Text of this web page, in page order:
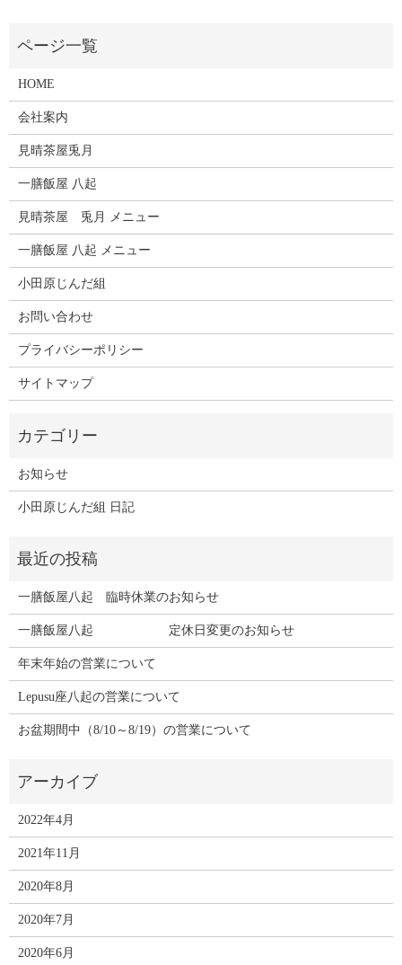
HOME
会社案内
見晴茶屋兎月
一膳飯屋 八起
見晴茶屋 兎月 メニュー
一膳飯屋 八起 メニュー
小田原じんだ組
お問い合わせ
プライバシーポリシー
サイトマップ
お知らせ
小田原じんだ組 日記
一膳飯屋八起 臨時休業のお知らせ
一膳飯屋八起 定休日変更のお知らせ
年末年始の営業について
Lepusu座八起の営業について
お盆期間中（8/10～8/19）の営業について
2022年4月
2021年11月
2020年8月
2020年7月
2020年6月